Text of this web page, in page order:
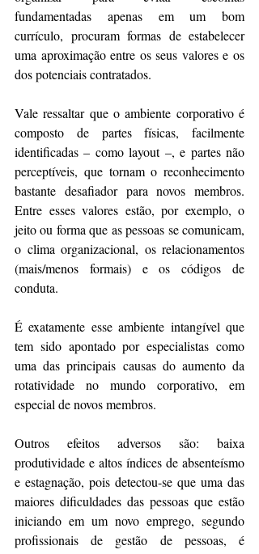
fundamentadas apenas em um bom
currículo, procuram formas de estabelecer
uma aproximação entre os seus valores e os
dos potenciais contratados.
Vale ressaltar que o ambiente corporativo é
composto de partes físicas, facilmente
identificadas – como layout –, e partes não
perceptíveis, que tornam o reconhecimento
bastante desafiador para novos membros.
Entre esses valores estão, por exemplo, o
jeito ou forma que as pessoas se comunicam,
o clima organizacional, os relacionamentos
(mais/menos formais) e os códigos de
conduta.
É exatamente esse ambiente intangível que
tem sido apontado por especialistas como
uma das principais causas do aumento da
rotatividade no mundo corporativo, em
especial de novos membros.
Outros efeitos adversos são: baixa
produtividade e altos índices de absenteísmo
e estagnação, pois detectou-se que uma das
maiores dificuldades das pessoas que estão
iniciando em um novo emprego, segundo
profissionais de gestão de pessoas, é